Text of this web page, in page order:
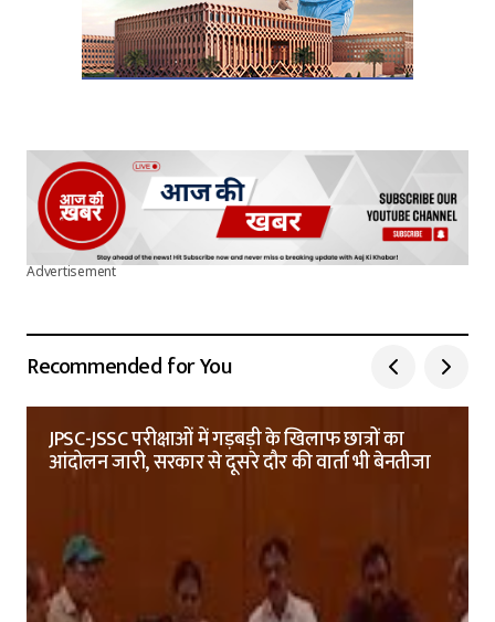
Advertisement
Recommended for You
JPSC-JSSC परीक्षाओं में गड़बड़ी के खिलाफ छात्रों का
आंदोलन जारी, सरकार से दूसरे दौर की वार्ता भी बेनतीजा